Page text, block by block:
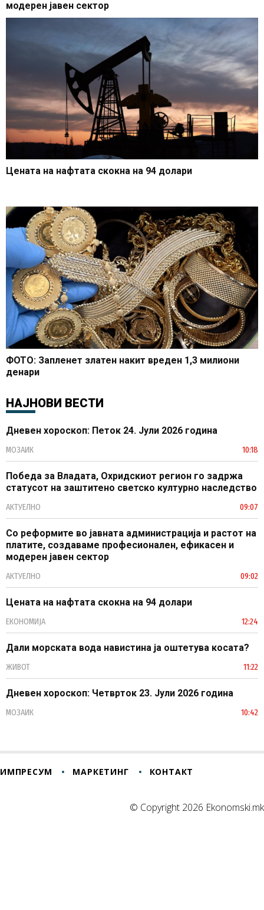
модерен јавен сектор
Цената на нафтата скокна на 94 долари
ФОТО: Запленет златен накит вреден 1,3 милиони
денари
НАЈНОВИ ВЕСТИ
Дневен хороскоп: Петок 24. Јули 2026 година
МОЗАИК 10:18
Победа за Владата, Охридскиот регион го задржа
статусот на заштитено светско културно наследство
АКТУЕЛНО 09:07
Со реформите во јавната администрација и растот на
платите, создаваме професионален, ефикасен и
модерен јавен сектор
АКТУЕЛНО 09:02
Цената на нафтата скокна на 94 долари
ЕКОНОМИЈА 12:24
Дали морската вода навистина ја оштетува косата?
ЖИВОТ 11:22
Дневен хороскоп: Четврток 23. Јули 2026 година
МОЗАИК 10:42
ИМПРЕСУМ МАРКЕТИНГ КОНТАКТ
© Copyright 2026 Ekonomski.mk